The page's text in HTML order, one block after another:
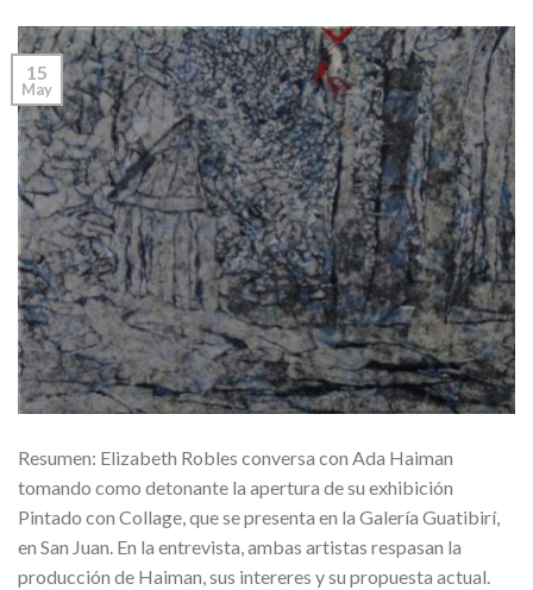
15
May
Resumen: Elizabeth Robles conversa con Ada Haiman
tomando como detonante la apertura de su exhibición
Pintado con Collage, que se presenta en la Galería Guatibirí,
en San Juan. En la entrevista, ambas artistas respasan la
producción de Haiman, sus intereres y su propuesta actual.